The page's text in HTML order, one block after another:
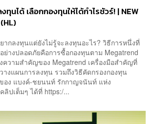
นได้ เลือกกองทุนให้ได้กำไรชัวร์! | NEW
ากลงทุนแต่ยังไม่รู้จะลงทุนอะไร? วิธีการหนึ่งที่
ย่างปลอดภัยคือการซื้อกองทุนตาม Megatrend
ความสำคัญของ Megatrend เครื่องมือสำคัญที่
งแผนการลงทุน รวมถึงวิธีคัดกรองกองทุน
อง แบงค์-ชยนนท์ รักกาญจนันท์ แห่ง
ปเต็มๆ ได้ที่ https:/...